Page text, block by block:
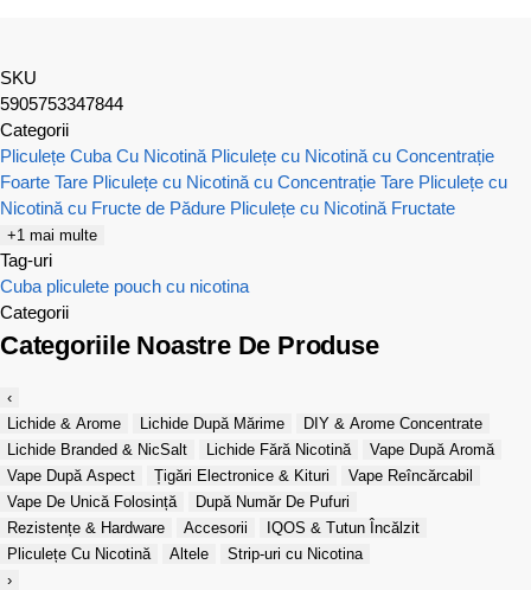
SKU
5905753347844
Categorii
Pliculețe Cuba Cu Nicotină Pliculețe cu Nicotină cu Concentrație
Foarte Tare Pliculețe cu Nicotină cu Concentrație Tare Pliculețe cu
Nicotină cu Fructe de Pădure Pliculețe cu Nicotină Fructate
+1 mai multe
Tag-uri
Cuba pliculete pouch cu nicotina
Categorii
Categoriile Noastre De Produse
‹
Lichide & Arome
Lichide După Mărime
DIY & Arome Concentrate
Lichide Branded & NicSalt
Lichide Fără Nicotină
Vape După Aromă
Vape După Aspect
Țigări Electronice & Kituri
Vape Reîncărcabil
Vape De Unică Folosință
După Număr De Pufuri
Rezistențe & Hardware
Accesorii
IQOS & Tutun Încălzit
Pliculețe Cu Nicotină
Altele
Strip-uri cu Nicotina
›